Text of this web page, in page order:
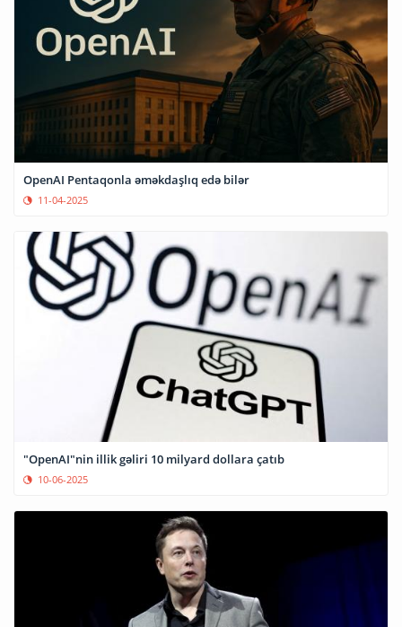
OpenAI Pentaqonla əməkdaşlıq edə bilər
11-04-2025
"OpenAI"nin illik gəliri 10 milyard dollara çatıb
10-06-2025